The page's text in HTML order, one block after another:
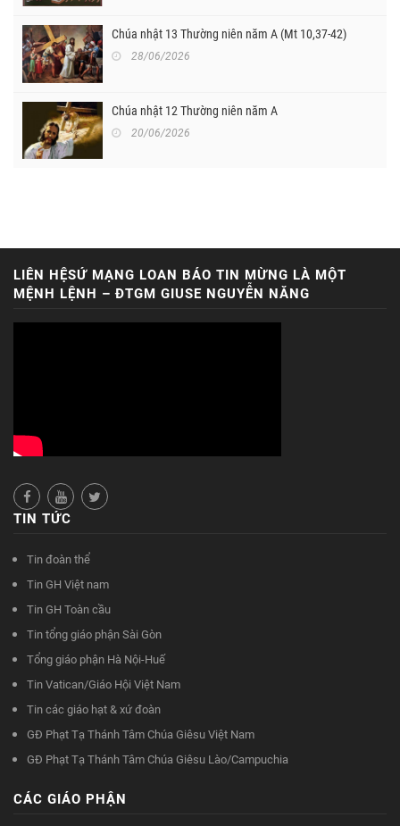
Chúa nhật 13 Thường niên năm A (Mt 10,37-42)
28/06/2026
Chúa nhật 12 Thường niên năm A
20/06/2026
LIÊN HỆSỨ MẠNG LOAN BÁO TIN MỪNG LÀ MỘT
MỆNH LỆNH – ĐTGM GIUSE NGUYỄN NĂNG
TIN TỨC
Tin đoàn thể
Tin GH Việt nam
Tin GH Toàn cầu
Tin tổng giáo phận Sài Gòn
Tổng giáo phận Hà Nội-Huế
Tin Vatican/Giáo Hội Việt Nam
Tin các giáo hạt & xứ đoàn
GĐ Phạt Tạ Thánh Tâm Chúa Giêsu Việt Nam
GĐ Phạt Tạ Thánh Tâm Chúa Giêsu Lào/Campuchia
CÁC GIÁO PHẬN